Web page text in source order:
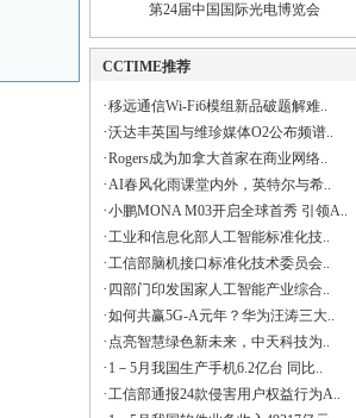
第24届中国国际光电博览会
CCTIME推荐
·移远通信Wi-Fi6模组新品破题解难..
·沃达丰英国与维珍媒体O2公布频谱..
·Rogers成为加拿大首家在商业网络..
·AI春风化雨课堂内外，英特尔与希..
·小鹏MONA M03开启全球首秀 引领A..
·工业和信息化部人工智能标准化技..
·工信部脑机接口标准化技术委员会..
· 四部门印发国家人工智能产业综合..
·如何共赢5G-A元年？华为汪涛三大..
· 点亮智慧绿色新未来，中天科技为..
· 1－5月我国生产手机6.2亿台 同比..
·工信部通报24款侵害用户权益行为A..